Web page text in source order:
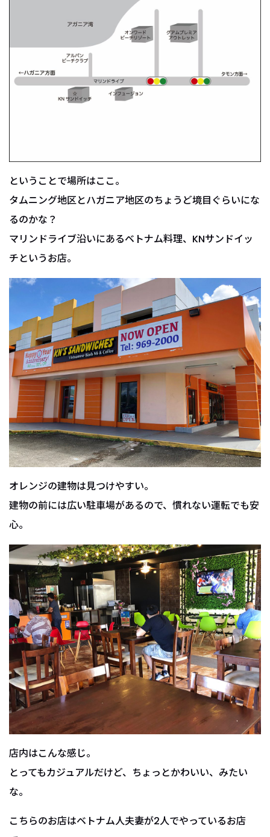
ということで場所はここ。
タムニング地区とハガニア地区のちょうど境目ぐらいにな
るのかな？
マリンドライブ沿いにあるベトナム料理、KNサンドイッ
チというお店。
オレンジの建物は見つけやすい。
建物の前には広い駐車場があるので、慣れない運転でも安
心。
店内はこんな感じ。
とってもカジュアルだけど、ちょっとかわいい、みたい
な。
こちらのお店はベトナム人夫妻が2人でやっているお店